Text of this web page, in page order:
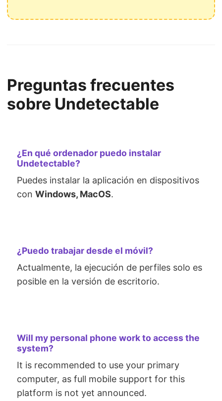
Preguntas frecuentes
sobre Undetectable
¿En qué ordenador puedo instalar
Undetectable?
Puedes instalar la aplicación en dispositivos
con Windows, MacOS.
¿Puedo trabajar desde el móvil?
Actualmente, la ejecución de perfiles solo es
posible en la versión de escritorio.
Will my personal phone work to access the
system?
It is recommended to use your primary
computer, as full mobile support for this
platform is not yet announced.